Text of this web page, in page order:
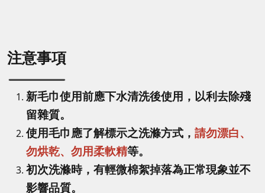
注意事項
新毛巾使用前應下水清洗後使用，以利去除殘
留雜質。
使用毛巾應了解標示之洗滌方式， 請勿漂白、
勿烘乾、勿用柔軟精等。
初次洗滌時，有輕微棉絮掉落為正常現象並不
影響品質。